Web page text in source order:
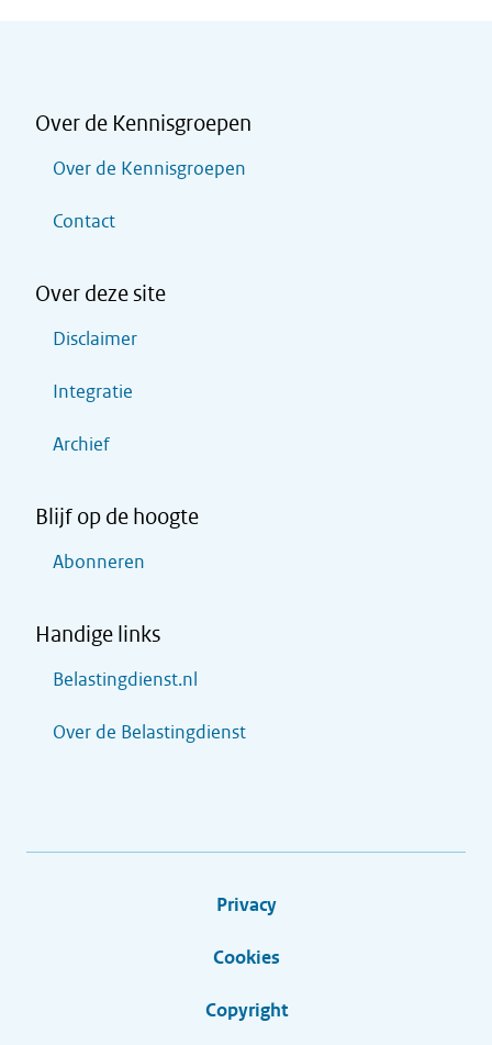
Over de Kennisgroepen
Over de Kennisgroepen
Contact
Over deze site
Disclaimer
Integratie
Archief
Blijf op de hoogte
Abonneren
Handige links
Belastingdienst.nl
Over de Belastingdienst
Privacy
Cookies
Copyright